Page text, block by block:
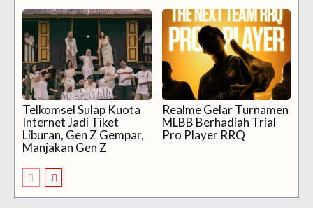
Telkomsel Sulap Kuota
Internet Jadi Tiket
Liburan, Gen Z Gempar,
Manjakan Gen Z
Realme Gelar Turnamen
MLBB Berhadiah Trial
Pro Player RRQ